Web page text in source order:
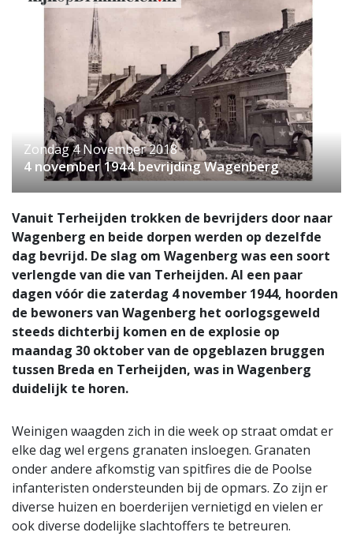
Zondag 4 November 2018
4 november 1944 bevrijding Wagenberg
Vanuit Terheijden trokken de bevrijders door naar
Wagenberg en beide dorpen werden op dezelfde
dag bevrijd. De slag om Wagenberg was een soort
verlengde van die van Terheijden. Al een paar
dagen vóór die zaterdag 4 november 1944, hoorden
de bewoners van Wagenberg het oorlogsgeweld
steeds dichterbij komen en de explosie op
maandag 30 oktober van de opgeblazen bruggen
tussen Breda en Terheijden, was in Wagenberg
duidelijk te horen.
Weinigen waagden zich in die week op straat omdat er
elke dag wel ergens granaten insloegen. Granaten
onder andere afkomstig van spitfires die de Poolse
infanteristen ondersteunden bij de opmars. Zo zijn er
diverse huizen en boerderijen vernietigd en vielen er
ook diverse dodelijke slachtoffers te betreuren.